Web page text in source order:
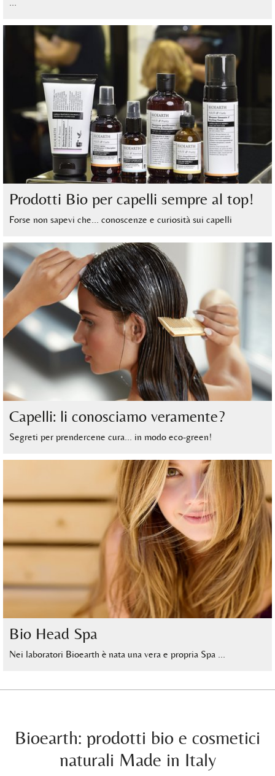
…
Prodotti Bio per capelli sempre al top!
Forse non sapevi che… conoscenze e curiosità sui capelli
Capelli: li conosciamo veramente?
Segreti per prendercene cura… in modo eco-green!
Bio Head Spa
Nei laboratori Bioearth è nata una vera e propria Spa …
Bioearth: prodotti bio e cosmetici
naturali Made in Italy